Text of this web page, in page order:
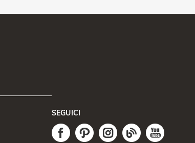
SEGUICI